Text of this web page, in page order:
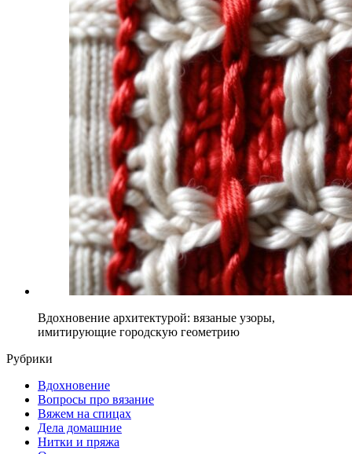
Вдохновение архитектурой: вязаные узоры,
имитирующие городскую геометрию
Рубрики
Вдохновение
Вопросы про вязание
Вяжем на спицах
Дела домашние
Нитки и пряжа